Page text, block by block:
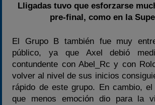
Lligadas tuvo que esforzarse
pre-final, como en la
El Grupo B también fue muy
público, ya que Axel debió
contundente con Abel_Rc y con
volver al nivel de sus inicios
rápido de este grupo. En cambio,
que menos emoción dio para la